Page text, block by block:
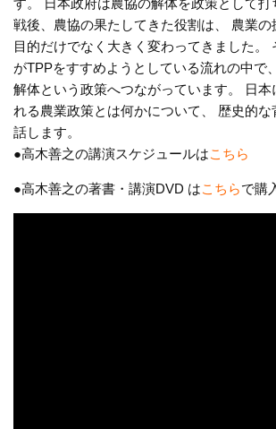
す。 日本政府は農協の解体を政策として打
戦後、農協の果たしてきた役割は、 農業の
目的だけでなく大きく変わってきました。
がTPPをすすめようとしている流れの中で
解体という政策へつながっています。 日本
れる農業政策とは何かについて、 歴史的な
話します。
●高木善之の講演スケジュールはこちら
●高木善之の著書・講演DVD はこちらで購